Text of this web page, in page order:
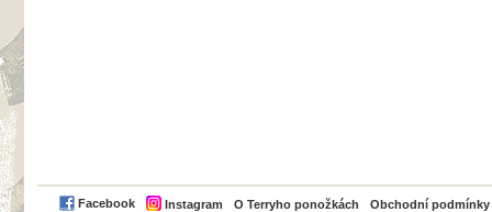
Facebook Instagram O Terryho ponožkách Obchodní podmínky
PayPal